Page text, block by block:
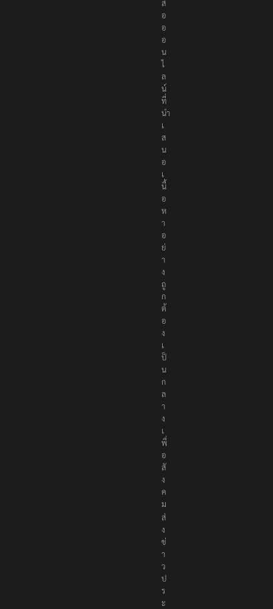
สื่
อ
อ
อ
น
ไ
ล
น์
ที่
นำ
เ
ส
น
อ
เ
นื้
อ
ห
า
อ
ย่
า
ง
ถู
ก
ต้
อ
ง
เ
ป็
น
ก
ล
า
ง
เ
พื่
อ
สั
ง
ค
ม
ส่
ง
ข่
า
ว
ป
ร
ะ